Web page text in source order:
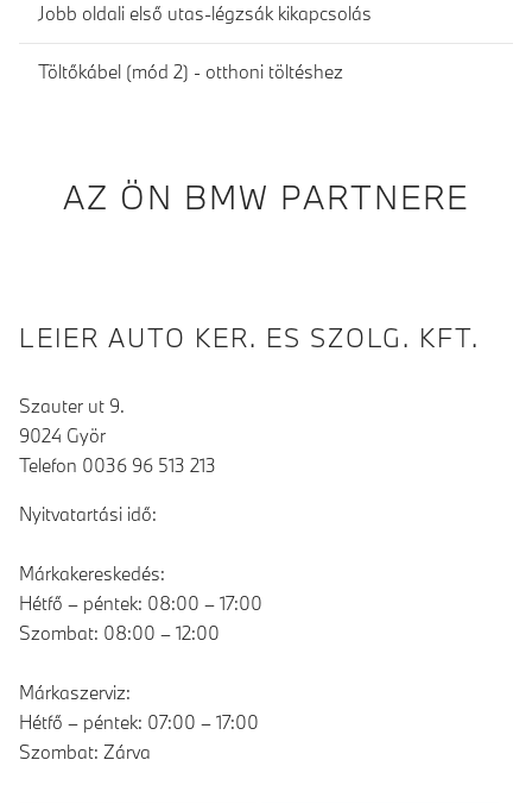
Jobb oldali első utas-légzsák kikapcsolás
Töltőkábel (mód 2) - otthoni töltéshez
AZ ÖN BMW PARTNERE
LEIER AUTO KER. ES SZOLG. KFT.
Szauter ut 9.
9024 Györ
Telefon 0036 96 513 213
Nyitvatartási idő:
Márkakereskedés:
Hétfő – péntek: 08:00 – 17:00
Szombat: 08:00 – 12:00
Márkaszerviz:
Hétfő – péntek: 07:00 – 17:00
Szombat: Zárva